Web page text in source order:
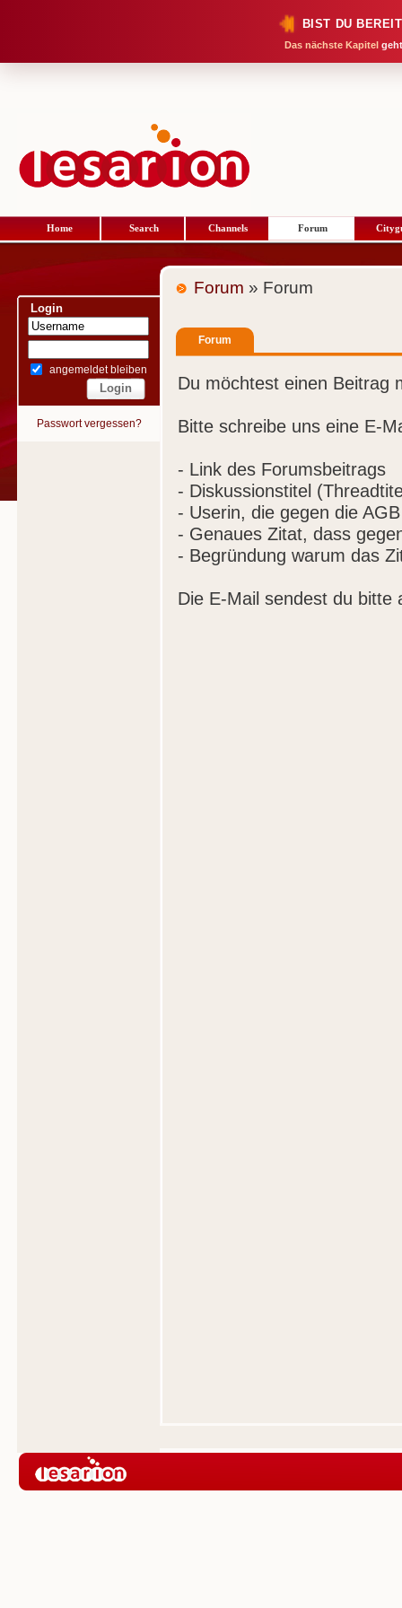
BIST DU
Das nächste Kapitel
Home Search Channels Forum
Login
angemeldet bleiben
Passwort vergessen?
Forum » Forum
Forum
Du möchtest einen Beitrag
Bitte schreibe uns eine E-
- Link des Forumsbeitrags
- Diskussionstitel
- Userin, die gegen die
- Genaues Zitat, dass
- Begründung warum das
Die E-Mail sendest du bitte